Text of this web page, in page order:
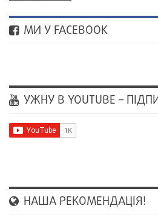
МИ У FACEBOOK
УЖНУ В YOUTUBE –
НАША РЕКОМЕНДАЦІЯ!